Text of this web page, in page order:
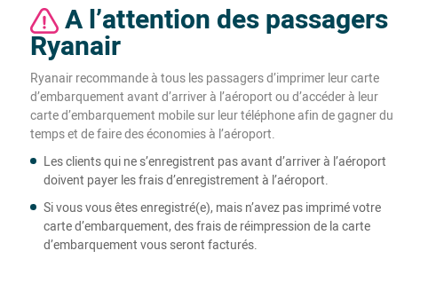
A l’attention des passagers
Ryanair
Ryanair recommande à tous les passagers d’imprimer leur carte
d’embarquement avant d’arriver à l’aéroport ou d’accéder à leur
carte d’embarquement mobile sur leur téléphone afin de gagner du
temps et de faire des économies à l’aéroport.
Les clients qui ne s’enregistrent pas avant d’arriver à l’aéroport
doivent payer les frais d’enregistrement à l’aéroport.
Si vous vous êtes enregistré(e), mais n’avez pas imprimé votre
carte d’embarquement, des frais de réimpression de la carte
d’embarquement vous seront facturés.